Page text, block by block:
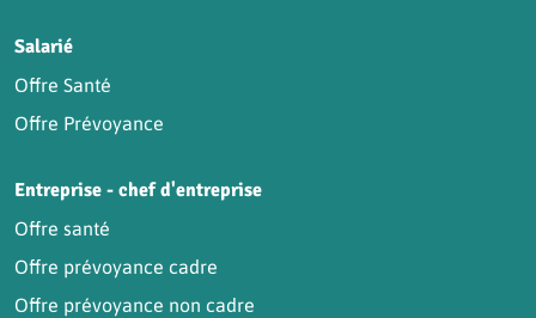
Salarié
Offre Santé
Offre Prévoyance
Entreprise - chef d'entreprise
Offre santé
Offre prévoyance cadre
Offre prévoyance non cadre